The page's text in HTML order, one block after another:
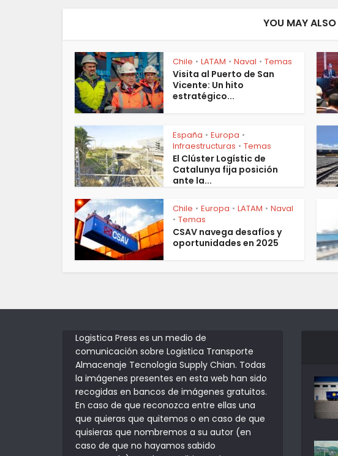
YOU MAY ALSO
Chile • LATAM • Naval • Temas
Visita al Puerto de San
Vicente: Un hito
estratégico...
España • Europa •
Infraestructuras • Temas
El Clúster Logístic de
Catalunya fija posición
ante la...
Chile • Europa • LATAM • Naval
• Temas
CSAV navega desafíos y
oportunidades en 2025
Logistica Press es un medio de
comunicación sobre Logistica Transporte
Almacenaje Tecnologia Supply Chian. Todas
la imágenes presentes en esta web han sido
recogidas en bancos de imágenes gratuitos.
En caso de que reconozca entre ellas una
que quieras que quitemos o en caso de que
quisieras que nombremos a su autor (en
caso de que no hayamos sabido